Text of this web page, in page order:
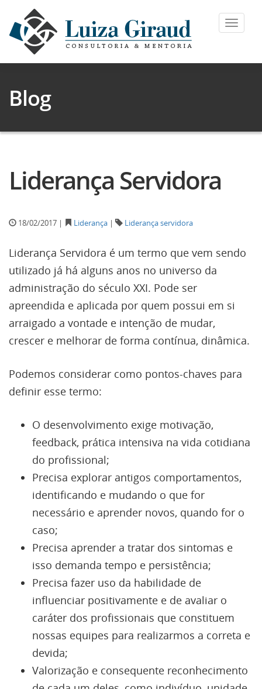
Toggle
Blog
Liderança Servidora
18/02/2017 | Liderança | Liderança servidora
Liderança Servidora é um termo que vem sendo
utilizado já há alguns anos no universo da
administração do século XXI. Pode ser
apreendida e aplicada por quem possui em si
arraigado a vontade e intenção de mudar,
crescer e melhorar de forma contínua, dinâmica.
Podemos considerar como pontos-chaves para
definir esse termo:
O desenvolvimento exige motivação,
feedback, prática intensiva na vida cotidiana
do profissional;
Precisa explorar antigos comportamentos,
identificando e mudando o que for
necessário e aprender novos, quando for o
caso;
Precisa aprender a tratar dos sintomas e
isso demanda tempo e persistência;
Precisa fazer uso da habilidade de
influenciar positivamente e de avaliar o
caráter dos profissionais que constituem
nossas equipes para realizarmos a correta e
devida;
Valorização e consequente reconhecimento